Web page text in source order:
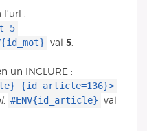
:
val 5.
un INCLURE :
{id_article=136}>
, #ENV{id_article} val